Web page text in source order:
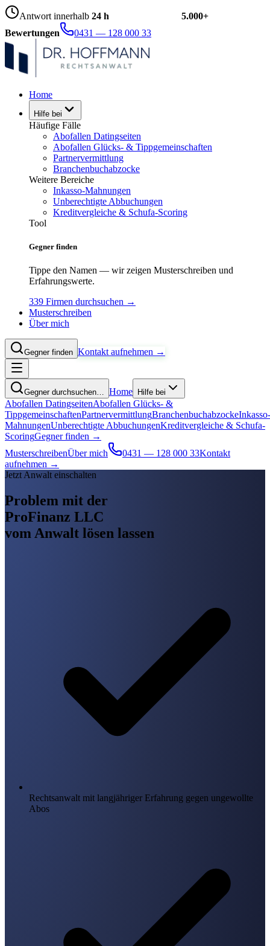
Antwort innerhalb 24 h
5.000+
Bewertungen
0431 — 128 000 33
Home
Hilfe bei
Häufige Fälle
Abofallen Datingseiten
Abofallen Glücks- & Tippgemeinschaften
Partnervermittlung
Branchenbuchabzocke
Weitere Bereiche
Inkasso-Mahnungen
Unberechtigte Abbuchungen
Kreditvergleiche & Schufa-Scoring
Tool
Gegner finden
Tippe den Namen — wir zeigen Musterschreiben und
Erfahrungswerte.
339 Firmen durchsuchen →
Musterschreiben
Über mich
Gegner finden Kontakt aufnehmen →
Gegner durchsuchen… Home Hilfe bei
Abofallen DatingseitenAbofallen Glücks- &
TippgemeinschaftenPartnervermittlungBranchenbuchabzockeInkasso-
MahnungenUnberechtigte AbbuchungenKreditvergleiche & Schufa-
ScoringGegner finden →
MusterschreibenÜber mich 0431 — 128 000 33Kontakt
aufnehmen →
Jetzt Anwalt einschalten
Problem mit der
ProFinanz LLC
vom Anwalt lösen lassen
Rechtsanwalt mit langjähriger Erfahrung gegen ungewollte
Abos